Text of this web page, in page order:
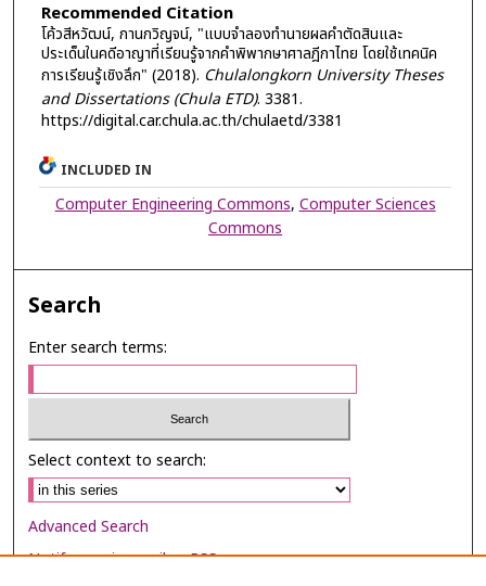
Recommended Citation
โค้วสีหวัฒน์, กานกวิญจน์, "แบบจำลองทำนายผลคำตัดสินและ
ประเด็นในคดีอาญาที่เรียนรู้จากคำพิพากษาศาลฎีกาไทย โดยใช้เทคนิค
การเรียนรู้เชิงลึก" (2018). Chulalongkorn University Theses
and Dissertations (Chula ETD). 3381.
https://digital.car.chula.ac.th/chulaetd/3381
INCLUDED IN
Computer Engineering Commons, Computer Sciences
Commons
Search
Enter search terms:
Select context to search:
Advanced Search
Notify me via email orRSS